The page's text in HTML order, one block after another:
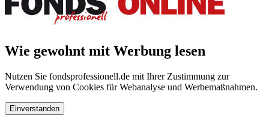
Wie gewohnt mit Werbung lesen
Nutzen Sie fondsprofessionell.de mit Ihrer Zustimmung zur
Verwendung von Cookies für Webanalyse und Werbemaßnahmen.
Einverstanden